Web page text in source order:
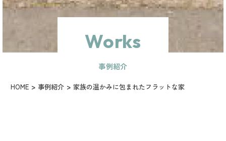
Works
事例紹介
HOME 事例紹介 家族の温かみに包まれたフラットな家